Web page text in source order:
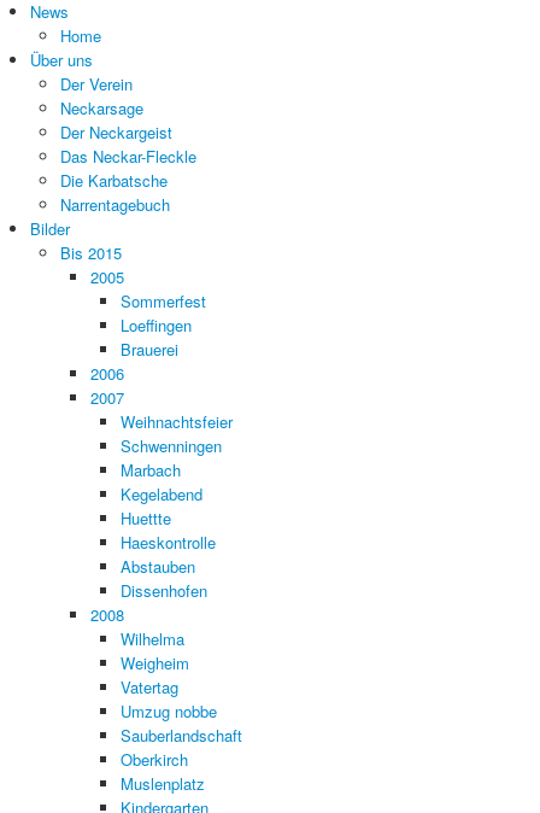
News
Home
Über uns
Der Verein
Neckarsage
Der Neckargeist
Das Neckar-Fleckle
Die Karbatsche
Narrentagebuch
Bilder
Bis 2015
2005
Sommerfest
Loeffingen
Brauerei
2006
2007
Weihnachtsfeier
Schwenningen
Marbach
Kegelabend
Huettte
Haeskontrolle
Abstauben
Dissenhofen
2008
Wilhelma
Weigheim
Vatertag
Umzug nobbe
Sauberlandschaft
Oberkirch
Muslenplatz
Kindergarten